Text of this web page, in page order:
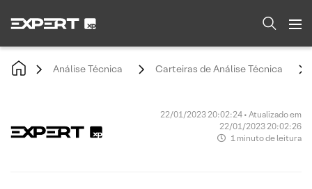
Análise Técnica Carteiras de Análise Técnica
22/01/2023 20:02:24 • Atualizado em
22/01/2023 20:02:26
1 minuto de leitura